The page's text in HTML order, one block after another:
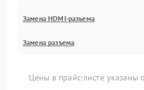
Замена HDMI-разъема
Замена разъема
Цены в прайс-листе указаны